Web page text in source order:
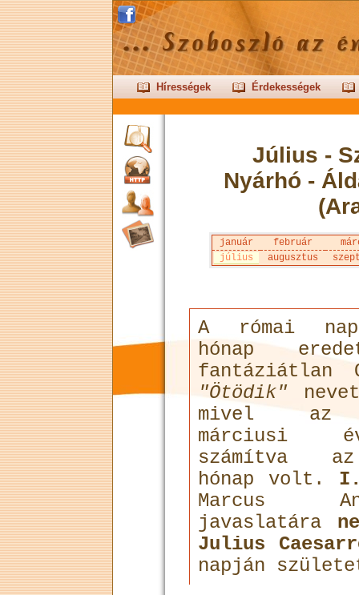
Hírességek Érdekességek
Július -
Nyárhó -
január február
július
augusztus
A római
hónap
fantáziátlan
"Ötödik"
mivel az
márciusi
számítva
hónap volt.
Marcus
javaslatára
Julius
napján